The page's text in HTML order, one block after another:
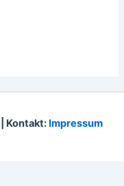
Kontakt: Impressum